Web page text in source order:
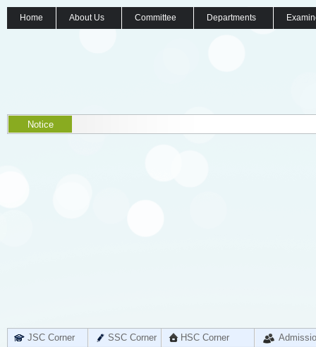
Home About Us Committee Departments
Notice
JSC Corner SSC Corner HSC Corner